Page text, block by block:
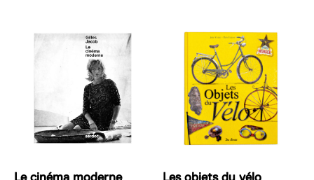
Le cinéma moderne Les objets du vélo